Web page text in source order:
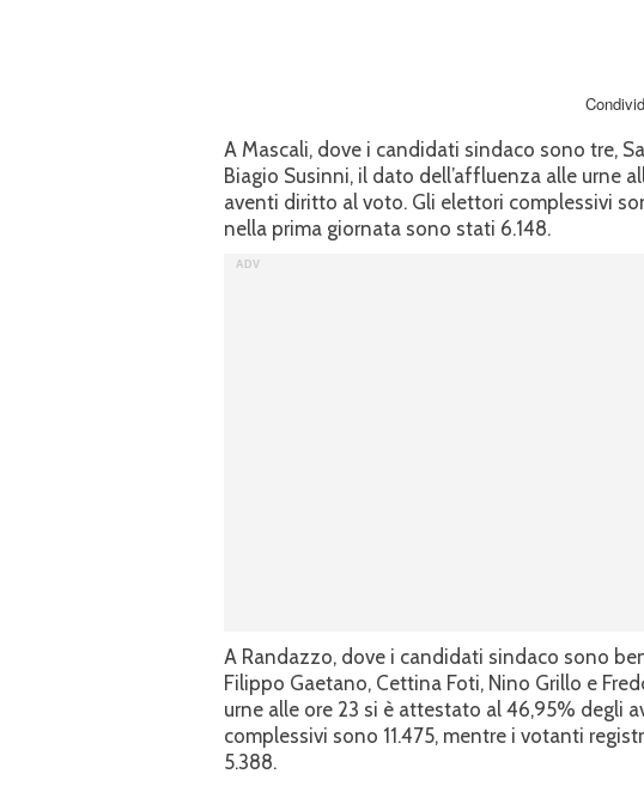
A Mascali, dove i candidati sindaco sono tre,
Biagio Susinni, il dato dell’affluenza alle urne
aventi diritto al voto. Gli elettori complessivi
nella prima giornata sono stati 6.148.
A Randazzo, dove i candidati sindaco sono
Filippo Gaetano, Cettina Foti, Nino Grillo e
urne alle ore 23 si è attestato al 46,95% degli
complessivi sono 11.475, mentre i votanti
5.388.